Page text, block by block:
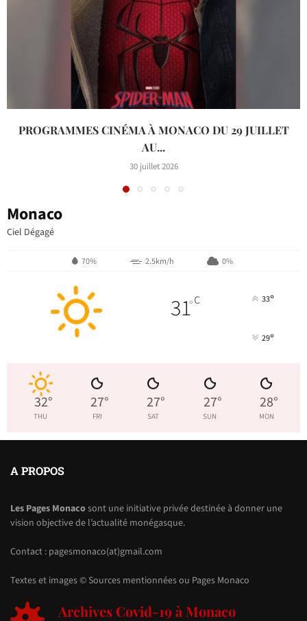
PROGRAMMES CINÉMA À MONACO DU 29 JUILLET
AU...
30 juillet 2026
Monaco
Ciel Dégagé
70% 2.5km/h 0%
31°C 33°
29°
32°
THU
27°
FRI
27°
SAT
27°
SUN
28°
MON
A PROPOS
Les Pages Monacosont une initiative privée destinée à donner une
vision objective de l’actualité monégasque.
Contact : pagesmonaco(at)gmail.com
Textes et images © Sources mentionnées ou Pages Monaco
Archives Covid-19 à Monaco